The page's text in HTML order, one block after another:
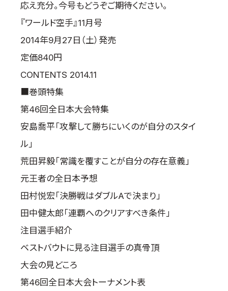
応え充分。今号もどうぞご期待ください。
『ワールド空手』11月号
2014年9月27日（土）発売
定価840円
CONTENTS 2014.11
■巻頭特集
第46回全日本大会特集
安島喬平「攻撃して勝ちにいくのが自分のスタイ
ル」
荒田昇毅「常識を覆すことが自分の存在意義」
元王者の全日本予想
田村悦宏「決勝戦はダブルAで決まり」
田中健太郎「連覇へのクリアすべき条件」
注目選手紹介
ベストバウトに見る注目選手の真骨頂
大会の見どころ
第46回全日本大会トーナメント表